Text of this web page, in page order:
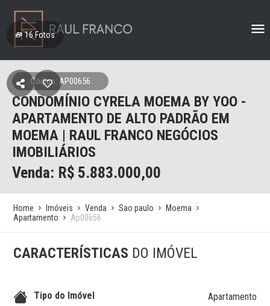
16 Fotos
Código: AP00656
CONDOMÍNIO CYRELA MOEMA BY YOO -
APARTAMENTO DE ALTO PADRÃO EM
MOEMA | RAUL FRANCO NEGÓCIOS
IMOBILIÁRIOS
Venda: R$ 5.883.000,00
Home Imóveis Venda Sao paulo
Moema
Apartamento
Ap00656
CARACTERÍSTICAS DO IMÓVEL
Tipo do Imóvel Apartamento